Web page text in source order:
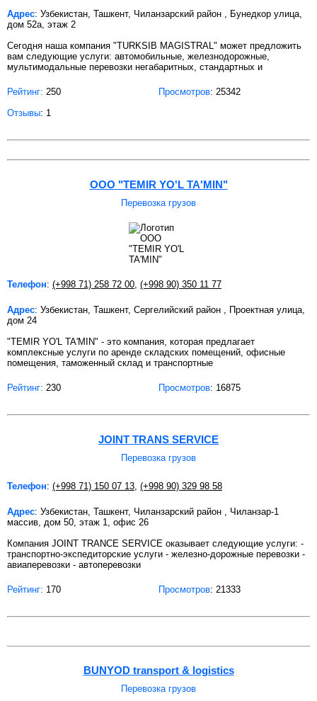
Адрес: Узбекистан, Ташкент, Чиланзарский район , Бунедкор улица,
дом 52а, этаж 2
Сегодня наша компания "TURKSIB MAGISTRAL" может предложить
вам следующие услуги: автомобильные, железнодорожные,
мультимодальные перевозки негабаритных, стандартных и
Рейтинг: 250 Просмотров: 25342
Отзывы: 1
ООО "TEMIR YO'L TA'MIN"
Перевозка грузов
Телефон: (+998 71) 258 72 00 (+998 90) 350 11 77
Адрес: Узбекистан, Ташкент, Сергелийский район , Проектная улица,
дом 24
"TEMIR YO'L TA'MIN" - это компания, которая предлагает
комплексные услуги по аренде складских помещений, офисные
помещения, таможенный склад и транспортные
Рейтинг: 230 Просмотров: 16875
JOINT TRANS SERVICE
Перевозка грузов
Телефон: (+998 71) 150 07 13 (+998 90) 329 98 58
Адрес: Узбекистан, Ташкент, Чиланзарский район , Чиланзар-1
массив, дом 50, этаж 1, офис 26
Компания JOINT TRANCE SERVICE оказывает следующие услуги: -
транспортно-экспедиторские услуги - железно-дорожные перевозки -
авиаперевозки - автоперевозки
Рейтинг: 170 Просмотров: 21333
BUNYOD transport & logistics
Перевозка грузов